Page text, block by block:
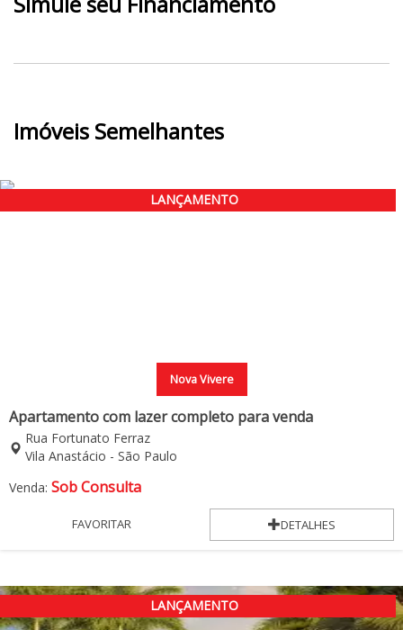
Imóveis Semelhantes
Nova Vivere
LANÇAMENTO
Apartamento com lazer completo para venda
Rua Fortunato Ferraz
Vila Anastácio - São Paulo
Venda: Sob Consulta
FAVORITAR DETALHES
LANÇAMENTO